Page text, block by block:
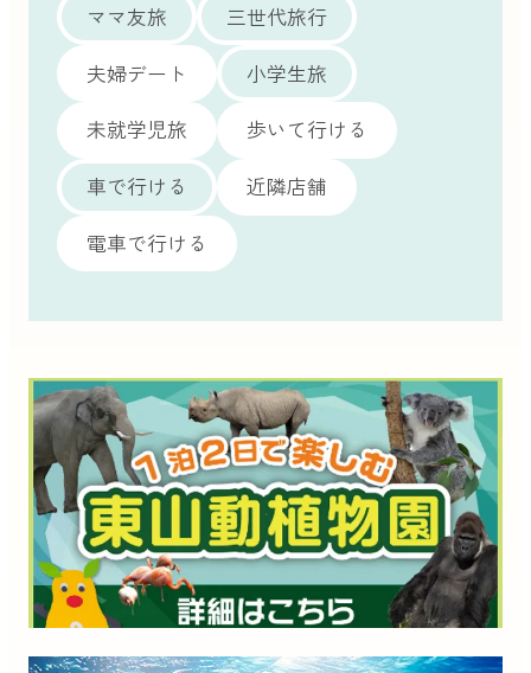
ママ友旅
三世代旅行
夫婦デート
小学生旅
未就学児旅
歩いて行ける
車で行ける
近隣店舗
電車で行ける